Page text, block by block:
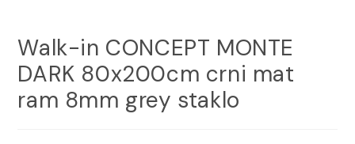
Walk-in CONCEPT MONTE
DARK 80x200cm crni mat
ram 8mm grey staklo